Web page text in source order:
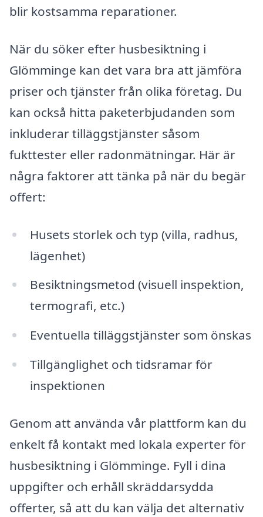
blir kostsamma reparationer.
När du söker efter husbesiktning i
Glömminge kan det vara bra att jämföra
priser och tjänster från olika företag. Du
kan också hitta paketerbjudanden som
inkluderar tilläggstjänster såsom
fukttester eller radonmätningar. Här är
några faktorer att tänka på när du begär
offert:
Husets storlek och typ (villa, radhus,
lägenhet)
Besiktningsmetod (visuell inspektion,
termografi, etc.)
Eventuella tilläggstjänster som önskas
Tillgänglighet och tidsramar för
inspektionen
Genom att använda vår plattform kan du
enkelt få kontakt med lokala experter för
husbesiktning i Glömminge. Fyll i dina
uppgifter och erhåll skräddarsydda
offerter, så att du kan välja det alternativ